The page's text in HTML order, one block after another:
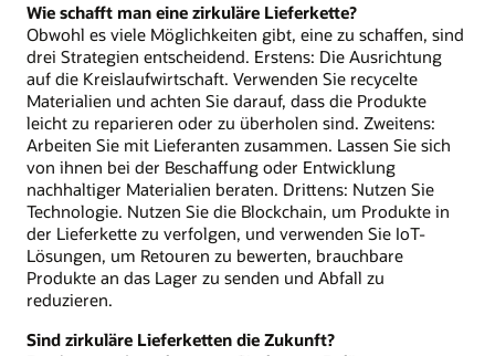
Wie schafft man eine zirkuläre Lieferkette?
Obwohl es viele Möglichkeiten gibt, eine zu schaffen, sind
drei Strategien entscheidend. Erstens: Die Ausrichtung
auf die Kreislaufwirtschaft. Verwenden Sie recycelte
Materialien und achten Sie darauf, dass die Produkte
leicht zu reparieren oder zu überholen sind. Zweitens:
Arbeiten Sie mit Lieferanten zusammen. Lassen Sie sich
von ihnen bei der Beschaffung oder Entwicklung
nachhaltiger Materialien beraten. Drittens: Nutzen Sie
Technologie. Nutzen Sie die Blockchain, um Produkte in
der Lieferkette zu verfolgen, und verwenden Sie IoT-
Lösungen, um Retouren zu bewerten, brauchbare
Produkte an das Lager zu senden und Abfall zu
reduzieren.
Sind zirkuläre Lieferketten die Zukunft?